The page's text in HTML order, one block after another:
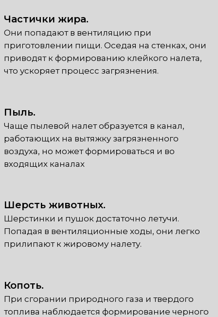
Частички жира.
Они попадают в вентиляцию при
приготовлении пищи. Оседая на стенках, они
приводят к формированию клейкого налета,
что ускоряет процесс загрязнения.
Пыль.
Чаще пылевой налет образуется в канал,
работающих на вытяжку загрязненного
воздуха, но может формироваться и во
входящих каналах
Шерсть животных.
Шерстинки и пушок достаточно летучи.
Попадая в вентиляционные ходы, они легко
прилипают к жировому налету.
Копоть.
При сгорании природного газа и твердого
топлива наблюдается формирование черного